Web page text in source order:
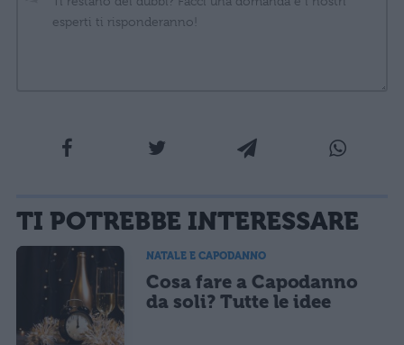
sarà pubblicata. Dichiari di avere preso visione e di accettare quanto previsto dalla
informativa privacy. Pubblicando questo commento dai il consenso affinché un cookie
salvi i tuoi dati (nome, email) per il prossimo commento.
Ho letto e acconsento l'informativasulla privacy
Acconsento all'uso dei miei dati da parte di terzi per finalità di
marketing diretto con modalità automatizzate o tradizionali
CONFERMA E PUBBLICA
TI POTREBBE INTERESSARE
NATALE E CAPODANNO
Cosa fare a Capodanno
da soli? Tutte le idee